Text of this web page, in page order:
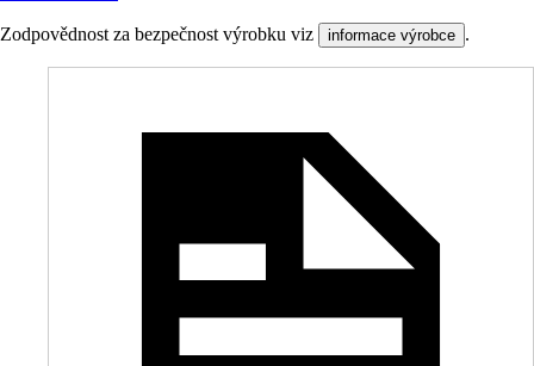
Zodpovědnost za bezpečnost výrobku viz informace výrobce .